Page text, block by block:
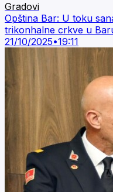
Gradovi
Opština Bar: U toku
trikonhalne crkve u
21/10/2025•19:11